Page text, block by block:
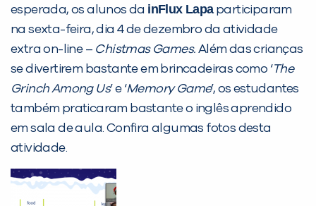
esperada, os alunos da inFlux Lapaparticiparam
na sexta-feira, dia 4 de dezembro da atividade
extra on-line – Chistmas Games. Além das crianças
se divertirem bastante em brincadeiras como ‘The
Grinch Among Us’ e ‘Memory Game’, os estudantes
também praticaram bastante o inglês aprendido
em sala de aula. Confira algumas fotos desta
atividade.
PEÇA UMA DEMONSTRAÇÃO DE MÉTODO
inFlux nesta cidade ou bairro que